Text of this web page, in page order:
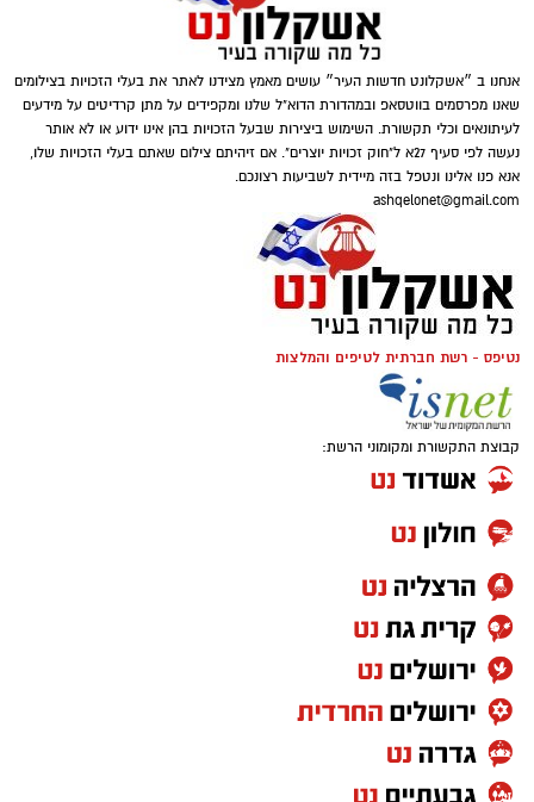
אנחנו ב ״אשקלונט חדשות העיר״ עושים מאמץ מצידנו לאתר את בעלי הזכויות בצילומים
שאנו מפרסמים בווטסאפ ובמהדורת הדוא"ל שלנו ומקפידים על מתן קרדיטים על מידעים
לעיתונאים וכלי תקשורת. השימוש ביצירות שבעל הזכויות בהן אינו ידוע או לא אותר
נעשה לפי סעיף 27א ל"חוק זכויות יוצרים". אם זיהיתם צילום שאתם בעלי הזכויות שלו,
אנא פנו אלינו ונטפל בזה מיידית לשביעות רצונכם.
ashqelonet@gmail.com
נטיפס - רשת חברתית לטיפים והמלצות
קבוצת התקשורת ומקומוני הרשת: